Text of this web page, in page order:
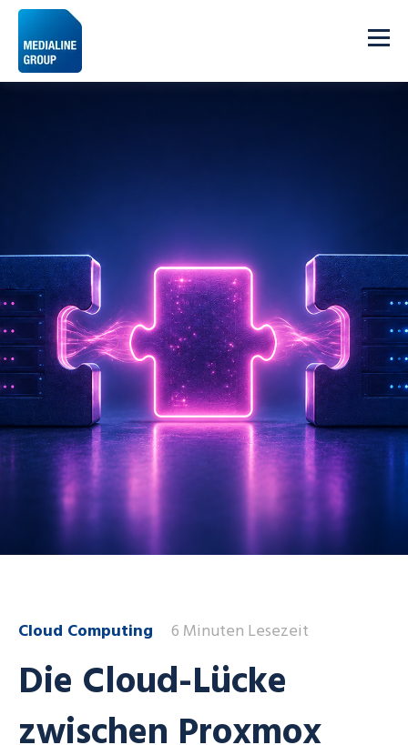
Cloud Computing 6 Minuten Lesezeit
Die Cloud-Lücke